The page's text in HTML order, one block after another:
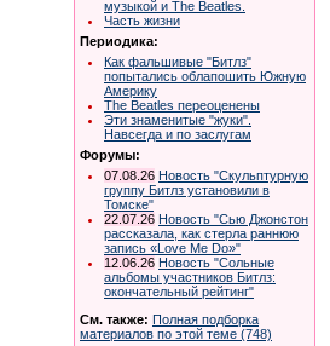
музыкой и The Beatles.
Часть жизни
Периодика:
Как фальшивые "Битлз"
попытались облапошить Южную
Америку
The Beatles переоценены
Эти знаменитые "жуки".
Навсегда и по заслугам
Форумы:
07.08.26 Новость "Скульптурную
группу Битлз установили в
Томске"
22.07.26 Новость "Сью Джонстон
рассказала, как стерла раннюю
запись «Love Me Do»"
12.06.26 Новость "Сольные
альбомы участников Битлз:
окончательный рейтинг"
См. также: Полная подборка
материалов по этой теме (748)